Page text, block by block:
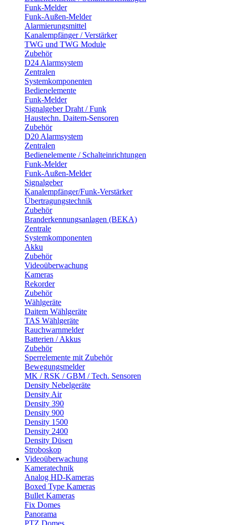
Funk-Melder
Funk-Außen-Melder
Alarmierungsmittel
Kanalempfänger / Verstärker
TWG und TWG Module
Zubehör
D24 Alarmsystem
Zentralen
Systemkomponenten
Bedienelemente
Funk-Melder
Signalgeber Draht / Funk
Haustechn. Daitem-Sensoren
Zubehör
D20 Alarmsystem
Zentralen
Bedienelemente / Schalteinrichtungen
Funk-Melder
Funk-Außen-Melder
Signalgeber
Kanalempfänger/Funk-Verstärker
Übertragungstechnik
Zubehör
Branderkennungsanlagen (BEKA)
Zentrale
Systemkomponenten
Akku
Zubehör
Videoüberwachung
Kameras
Rekorder
Zubehör
Wählgeräte
Daitem Wählgeräte
TAS Wählgeräte
Rauchwarnmelder
Batterien / Akkus
Zubehör
Sperrelemente mit Zubehör
Bewegungsmelder
MK / RSK / GBM / Tech. Sensoren
Density Nebelgeräte
Density Air
Density 390
Density 900
Density 1500
Density 2400
Density Düsen
Stroboskop
Videoüberwachung
Kameratechnik
Analog HD-Kameras
Boxed Type Kameras
Bullet Kameras
Fix Domes
Panorama
PTZ Domes